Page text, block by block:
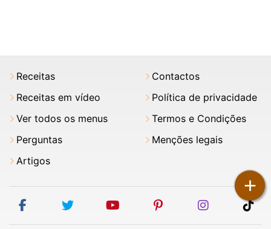
+
Receitas
Receitas em vídeo
Ver todos os menus
Perguntas
Artigos
Contactos
Política de privacidade
Termos e Condições
Menções legais
facebooktwitter youtubepinterestinstagram